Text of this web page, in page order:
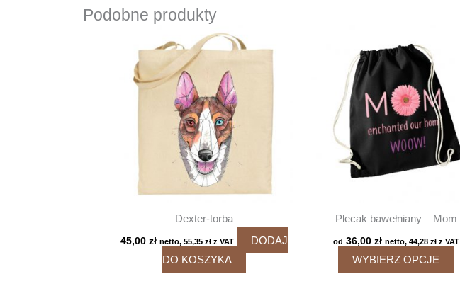
Podobne produkty
Dexter-torba
45,00 zł netto, 55,35 złz VAT
DODAJ
DO KOSZYKA
Plecak bawełniany – Mom
od 36,00 zł netto, 44,28 złz VAT
WYBIERZ OPCJE